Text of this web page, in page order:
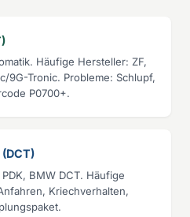
Häufige Hersteller: ZF,
9G-Tronic. Probleme: Schlupf,
P0700+.
BMW DCT. Häufige
Kriechverhalten,